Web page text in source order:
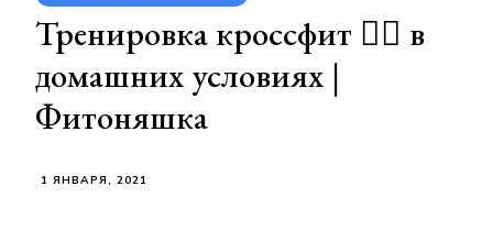
Тренировка кроссфит 🏃‍♀️ в
домашних условиях |
Фитоняшка
1 ЯНВАРЯ, 2021